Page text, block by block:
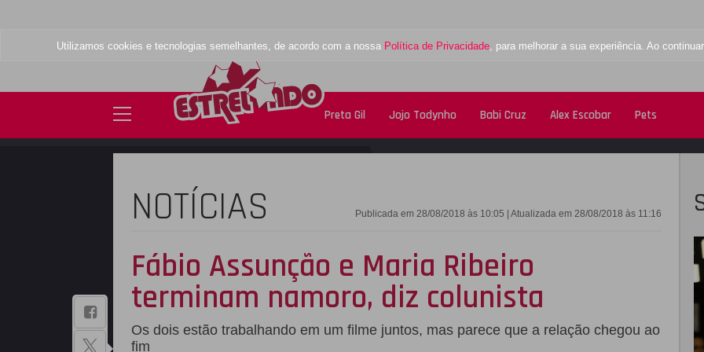
Utilizamos cookies e tecnologias semelhantes, de acordo com a nossa Política de Privacidade, para melhorar a sua experiência. Ao
Preta Gil Jojo Todynho Babi Cruz Alex Escobar Pets
NOTÍCIAS Publicada em 28/08/2018 às 10:05 | Atualizada em 28/08/2018 às 11:16
Fábio Assunção e Maria Ribeiro
terminam namoro, diz colunista
Os dois estão trabalhando em um filme juntos, mas parece que a relação chegou ao
fim
BAIXE NOSSO